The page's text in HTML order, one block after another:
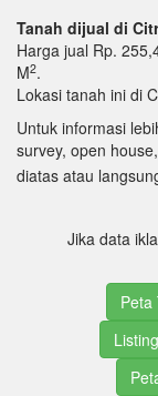
Tanah dijual di
Harga jual Rp.
M2.
Lokasi tanah ini di
Untuk informasi
survey, open
diatas atau
Jika data
Peta